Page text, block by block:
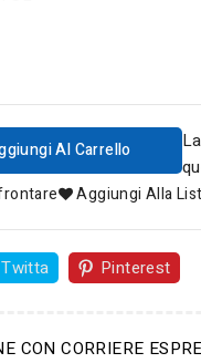
Al Carrello
Aggiungi Alla
Twitta Pinterest
CON CORRIERE